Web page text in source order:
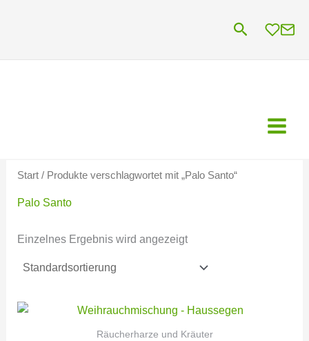
Suchen
Start/ Produkte verschlagwortet mit „Palo Santo“
Palo Santo
Einzelnes Ergebnis wird angezeigt
Räucherharze und Kräuter